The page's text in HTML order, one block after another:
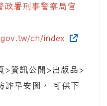
政署刑事警察局官
ch/index
開>出版品>
詐早安圖， 可供下